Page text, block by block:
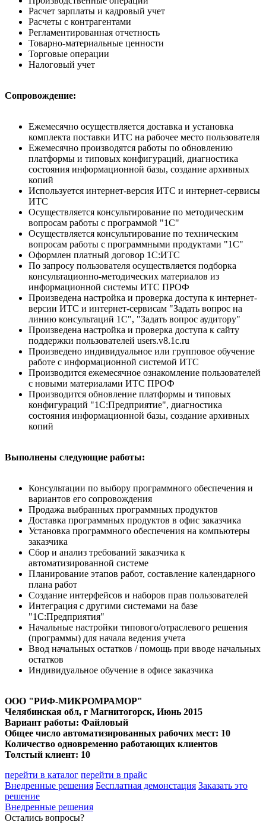
Расчет зарплаты и кадровый учет
Расчеты с контрагентами
Регламентированная отчетность
Товарно-материальные ценности
Торговые операции
Налоговый учет
Сопровождение:
Ежемесячно осуществляется доставка и установка
комплекта поставки ИТС на рабочее место пользователя
Ежемесячно производятся работы по обновлению
платформы и типовых конфигураций, диагностика
состояния информационной базы, создание архивных
копий
Используется интернет-версия ИТС и интернет-сервисы
ИТС
Осуществляется консультирование по методическим
вопросам работы с программой "1С"
Осуществляется консультирование по техническим
вопросам работы с программными продуктами "1С"
Оформлен платный договор 1С:ИТС
По запросу пользователя осуществляется подборка
консультационно-методических материалов из
информационной системы ИТС ПРОФ
Произведена настройка и проверка доступа к интернет-
версии ИТС и интернет-сервисам "Задать вопрос на
линию консультаций 1С", "Задать вопрос аудитору"
Произведена настройка и проверка доступа к сайту
поддержки пользователей users.v8.1c.ru
Произведено индивидуальное или групповое обучение
работе с информационной системой ИТС
Производится ежемесячное ознакомление пользователей
с новыми материалами ИТС ПРОФ
Производится обновление платформы и типовых
конфигураций "1С:Предприятие", диагностика
состояния информационной базы, создание архивных
копий
Выполнены следующие работы:
Консультации по выбору программного обеспечения и
вариантов его сопровождения
Продажа выбранных программных продуктов
Доставка программных продуктов в офис заказчика
Установка программного обеспечения на компьютеры
заказчика
Сбор и анализ требований заказчика к
автоматизированной системе
Планирование этапов работ, составление календарного
плана работ
Создание интерфейсов и наборов прав пользователей
Интеграция с другими системами на базе
"1С:Предприятия"
Начальные настройки типового/отраслевого решения
(программы) для начала ведения учета
Ввод начальных остатков / помощь при вводе начальных
остатков
Индивидуальное обучение в офисе заказчика
ООО "РИФ-МИКРОМРАМОР"
Челябинская обл, г Магнитогорск, Июнь 2015
Вариант работы: Файловый
Общее число автоматизированных рабочих мест: 10
Количество одновременно работающих клиентов
Толстый клиент: 10
перейти в каталог перейти в прайс
Внедренные решения Бесплатная демонстация Заказать это
решение
Внедренные решения
Остались вопросы?